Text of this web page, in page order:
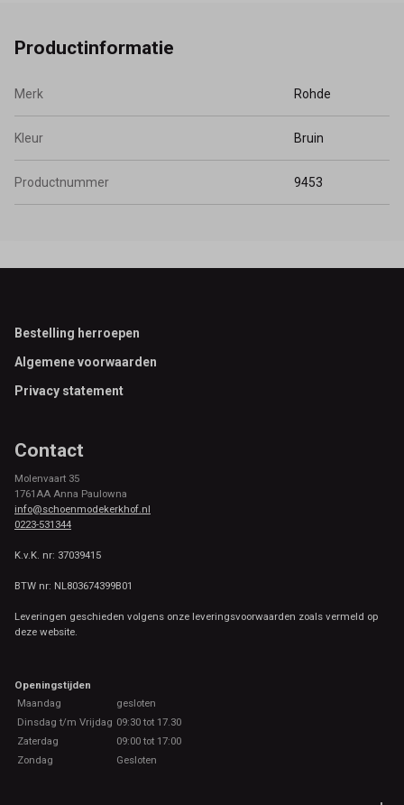
Productinformatie
Merk Rohde
Kleur Bruin
Productnummer 9453
Footer
Bestelling herroepen
Algemene voorwaarden
Privacy statement
Contact
Molenvaart 35
1761AA Anna Paulowna
info@schoenmodekerkhof.nl
0223-531344
K.v.K. nr: 37039415
BTW nr: NL803674399B01
Leveringen geschieden volgens onze leveringsvoorwaarden zoals vermeld op
deze website.
Openingstijden
Maandag
gesloten
Dinsdag t/m Vrijdag 09:30 tot 17.30
Zaterdag
09:00 tot 17:00
Zondag
Gesloten